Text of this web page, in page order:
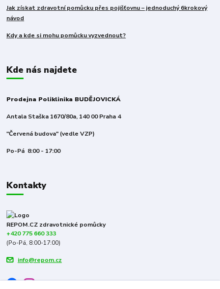
Jak získat zdravotní pomůcku přes pojišťovnu – jednoduchý 6krokový
návod
Kdy a kde si mohu pomůcku vyzvednout?
Kde nás najdete
Prodejna Poliklinika BUDĚJOVICKÁ
Antala Staška 1670/80a, 140 00 Praha 4
"Červená budova" (vedle VZP)
Po-Pá 8:00 - 17:00
Kontakty
REPOM.CZ zdravotnické pomůcky
+420 775 660 333
(Po-Pá, 8:00-17:00)
info@repom.cz